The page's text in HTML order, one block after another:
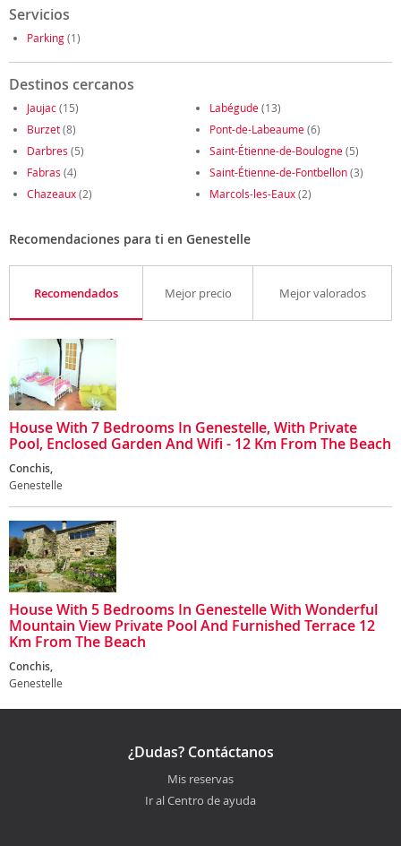
Servicios
Parking(1)
Destinos cercanos
Jaujac(15) Labégude(13)
Burzet(8) Pont-de-Labeaume(6)
Darbres (5) Saint-Étienne-de-Boulogne(5)
Fabras (4) Saint-Étienne-de-Fontbellon(3)
Chazeaux(2) Marcols-les-Eaux(2)
Recomendaciones para ti en Genestelle
Recomendados Mejor precio Mejor valorados
House With 7 Bedrooms In Genestelle, With Private
Pool, Enclosed Garden And Wifi - 12 Km From The Beach
Conchis,
Genestelle
House With 5 Bedrooms In Genestelle With Wonderful
Mountain View Private Pool And Furnished Terrace 12
Km From The Beach
Conchis,
Genestelle
¿Dudas? Contáctanos
Mis reservas
Ir al Centro de ayuda